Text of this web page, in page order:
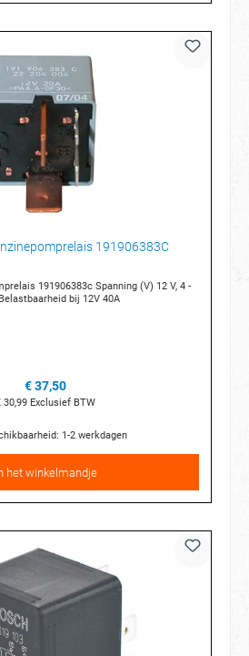
191906383C
Spanning (V) 12 V, 4 -
bij 12V 40A
€ 37,50
30,99 Exclusief BTW
1-2 werkdagen
het winkelmandje